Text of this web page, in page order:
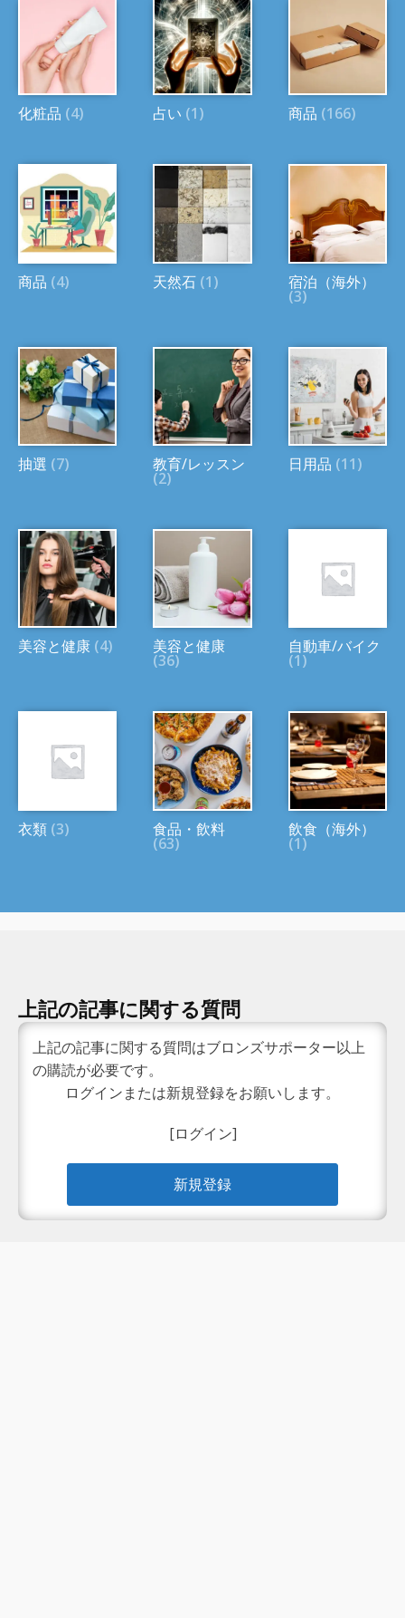
化粧品 (4) 占い (1) 商品 (166)
商品 (4) 天然石 (1) 宿泊（海外）
(3)
抽選 (7) 教育/レッスン
(2)
日用品 (11)
美容と健康 (4) 美容と健康
(36)
自動車/バイク
(1)
衣類 (3) 食品・飲料
(63)
飲食（海外）
(1)
上記の記事に関する質問
上記の記事に関する質問はブロンズサポーター以上
の購読が必要です。
ログインまたは新規登録をお願いします。
[ログイン]
新規登録